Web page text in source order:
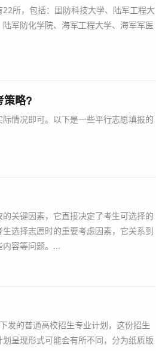
所，包括：国防科技大学、陆军工程大
军防化学院、海军工程大学、海军军医
策略?
情况即可。以下是一些平行志愿填报的
关键因素，它直接决定了考生可选择的
选择志愿时的重要考虑因素，它关系到
容等问题。...
的普通高校招生专业计划，这份招生
呈现形式可能会有所不同，分为纸质版